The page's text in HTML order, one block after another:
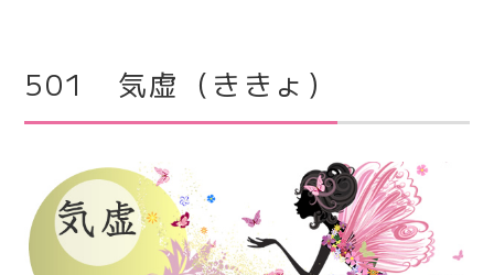
501 気虚（ききょ）